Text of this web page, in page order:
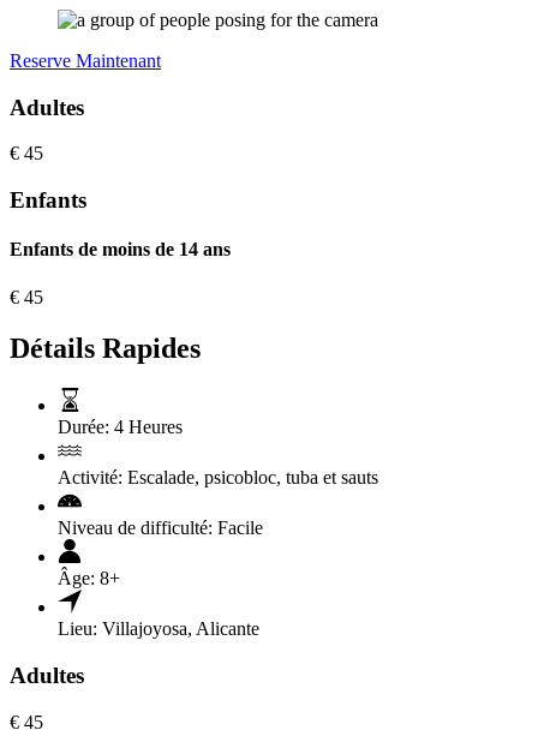
Reserve Maintenant
Adultes
€ 45
Enfants
Enfants de moins de 14 ans
€ 45
Détails Rapides
Durée: 4 Heures
Activité: Escalade, psicobloc, tuba et sauts
Niveau de difficulté: Facile
Âge: 8+
Lieu: Villajoyosa, Alicante
Adultes
€ 45